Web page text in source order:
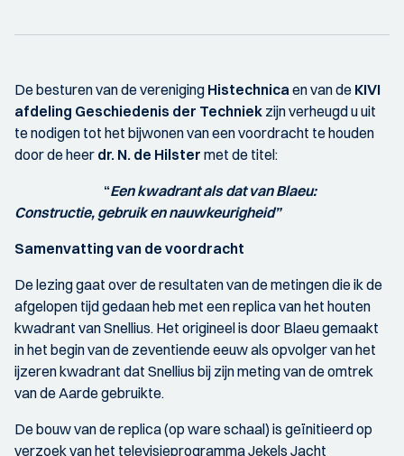
De besturen van de vereniging Histechnicaen van de KIVI
afdeling Geschiedenis der Techniek zijn verheugd u uit
te nodigen tot het bijwonen van een voordracht te houden
door de heer dr. N. de Hilster met de titel:
“Een kwadrant als dat van Blaeu:
Constructie, gebruik en nauwkeurigheid”
Samenvatting van de voordracht
De lezing gaat over de resultaten van de metingen die ik de
afgelopen tijd gedaan heb met een replica van het houten
kwadrant van Snellius. Het origineel is door Blaeu gemaakt
in het begin van de zeventiende eeuw als opvolger van het
ijzeren kwadrant dat Snellius bij zijn meting van de omtrek
van de Aarde gebruikte.
De bouw van de replica (op ware schaal) is geïnitieerd op
verzoek van het televisieprogramma Jekels Jacht